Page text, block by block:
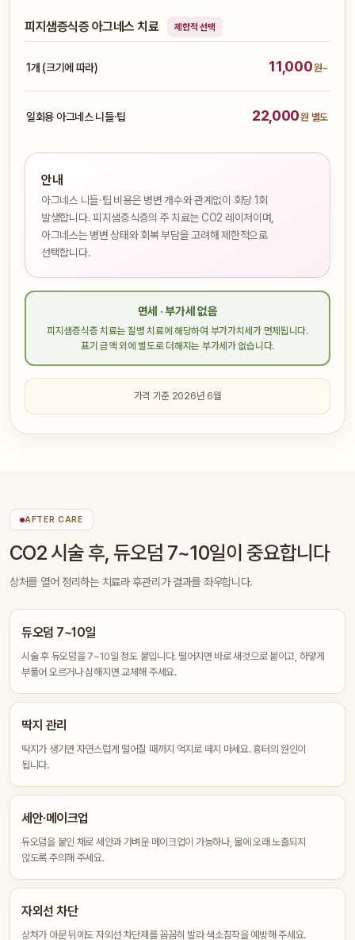
피지샘증식증 아그네스 치료 제한적 선택
1개 (크기에 따라) 11,000원~
일회용 아그네스 니들·팁 22,000원 별도
안내
아그네스 니들·팁 비용은 병변 개수와 관계없이 회당 1회
발생합니다. 피지샘증식증의 주 치료는 CO2 레이저이며,
아그네스는 병변 상태와 회복 부담을 고려해 제한적으로
선택합니다.
면세 · 부가세 없음
피지샘증식증 치료는 질병 치료에 해당하여 부가가치세가 면제됩니다.
표기 금액 외에 별도로 더해지는 부가세가 없습니다.
가격 기준 2026년 6월
AFTER CARE
CO2 시술 후, 듀오덤 7~10일이 중요합니다
상처를 열어 정리하는 치료라 후관리가 결과를 좌우합니다.
듀오덤 7~10일
시술 후 듀오덤을 7~10일 정도 붙입니다. 떨어지면 바로 새것으로 붙이고, 하얗게
부풀어 오르거나 심해지면 교체해 주세요.
딱지 관리
딱지가 생기면 자연스럽게 떨어질 때까지 억지로 떼지 마세요. 흉터의 원인이
됩니다.
세안·메이크업
듀오덤을 붙인 채로 세안과 가벼운 메이크업이 가능하나, 물에 오래 노출되지
않도록 주의해 주세요.
자외선 차단
상처가 아문 뒤에도 자외선 차단제를 꼼꼼히 발라 색소침착을 예방해 주세요.